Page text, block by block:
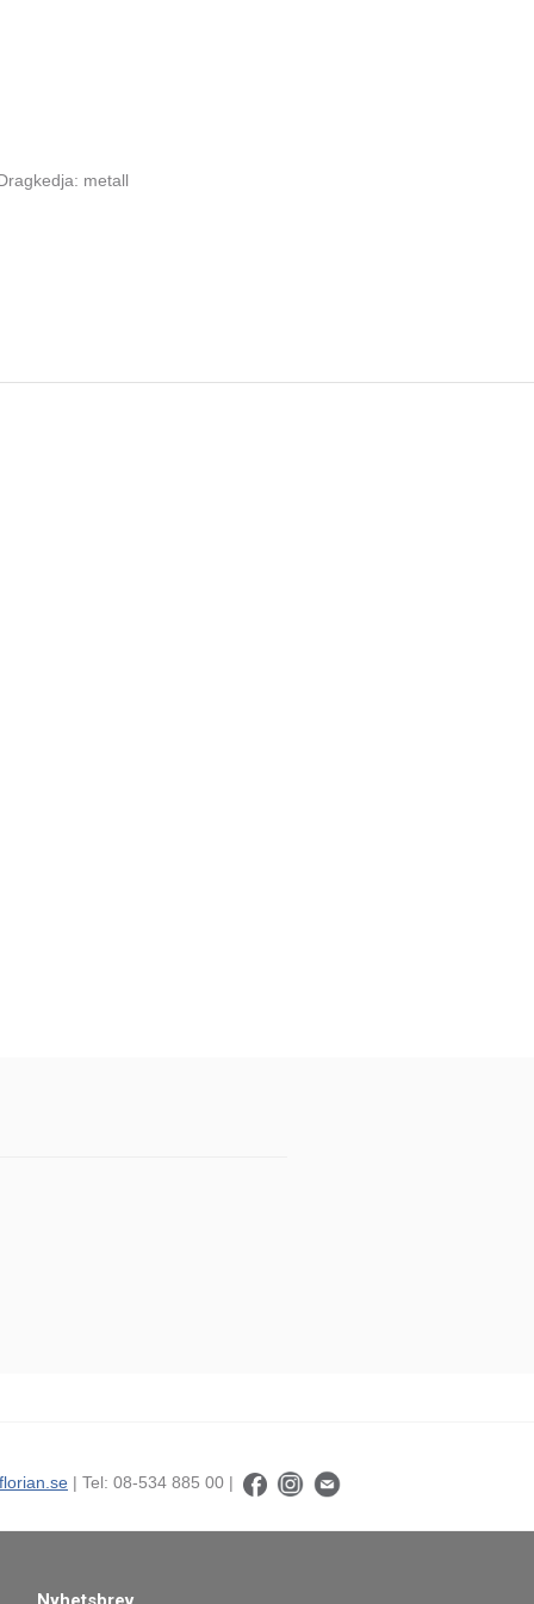
metall
| Tel: 08-534 885 00 |